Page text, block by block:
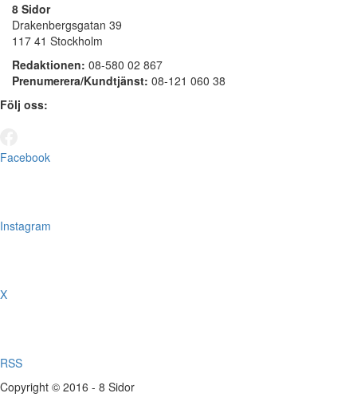
8 Sidor
Drakenbergsgatan 39
117 41 Stockholm
Redaktionen: 08-580 02 867
Prenumerera/Kundtjänst: 08-121 060 38
Följ oss:
Facebook
Instagram
X
RSS
Copyright © 2016 - 8 Sidor